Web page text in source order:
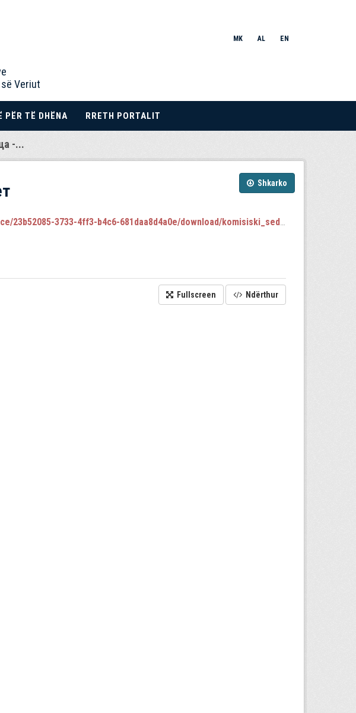
Veriut
MK AL EN
PËR TË DHËNA RRETH PORTALIT
-...
Shkarko
3733-4ff3-b4c6-681daa8d4a0e/download/komisiski_sednici.json
Fullscreen Ndërthur